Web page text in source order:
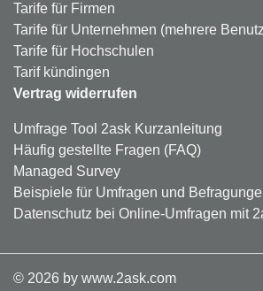
Tarife für Firmen
Tarife für Unternehmen (mehrere
Tarife für Hochschulen
Tarif kündingen
Vertrag widerrufen
Umfrage Tool 2ask Kurzanleitung
Häufig gestellte Fragen (FAQ)
Managed Survey
Beispiele für Umfragen und
Datenschutz bei Online-Umfragen mit
© 2026 by www.2ask.com